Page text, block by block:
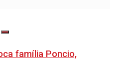
família Poncio,